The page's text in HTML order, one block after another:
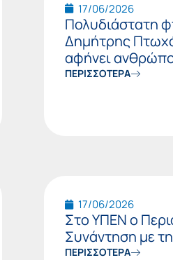
17/06/2026
Πολυδιάστατη
Δημήτρης
αφήνει
ΠΕΡΙΣΣΟΤΕΡΑ
17/06/2026
Στο ΥΠΕΝ ο
Συνάντηση με
ΠΕΡΙΣΣΟΤΕΡΑ